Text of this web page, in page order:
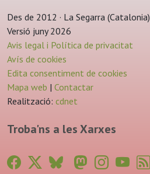
Des de 2012 · La Segarra (Catalonia)
Versió juny 2026
Avis legal i Política de privacitat
Avís de cookies
Edita consentiment de cookies
Mapa web | Contactar
Realització: cdnet
Troba'ns a les Xarxes